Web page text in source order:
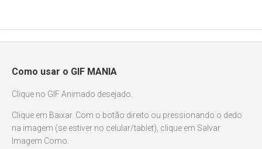
Como usar o GIF MANIA
Clique no GIF Animado desejado.
Clique em Baixar. Com o botão direito ou pressionando o dedo
na imagem (se estiver no celular/tablet), clique em Salvar
Imagem Como.